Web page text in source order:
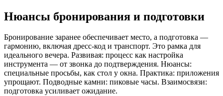
Нюансы бронирования и подготовки
Бронирование заранее обеспечивает место, а подготовка —
гармонию, включая дресс-код и транспорт. Это рамка для
идеального вечера. Развивая: процесс как настройка
инструмента — от звонка до подтверждения. Нюансы:
специальные просьбы, как стол у окна. Практика: приложения
упрощают. Подводные камни: пиковые часы. Взаимосвязи:
подготовка усиливает ожидание.